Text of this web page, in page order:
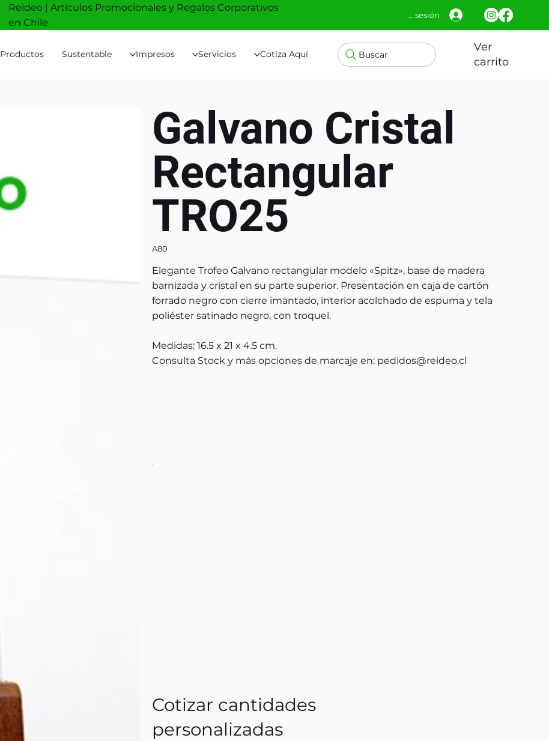
Productos Sustentable Impresos Servicios Cotiza Aquí Buscar
Ver
carrito
Reideo | Artículos Promocionales y Regalos Corporativos
en Chile
Iniciar sesión
Galvano Cristal
Rectangular
TRO25
A80
Elegante Trofeo Galvano rectangular modelo «Spitz», base de madera
barnizada y cristal en su parte superior. Presentación en caja de cartón
forrado negro con cierre imantado, interior acolchado de espuma y tela
poliéster satinado negro, con troquel.
Medidas: 16.5 x 21 x 4.5 cm.
Consulta Stock y más opciones de marcaje en: pedidos@reideo.cl
Cotizar cantidades
personalizadas